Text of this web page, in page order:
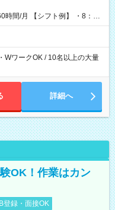
】 ・8：00
WワークOK / 10名以上の大量
詳細へ
OK！作業はカン
登録・面接OK